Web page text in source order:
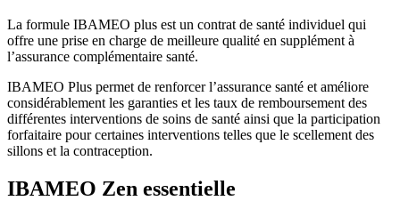
La formule IBAMEO plus est un contrat de santé individuel qui
offre une prise en charge de meilleure qualité en supplément à
l’assurance complémentaire santé.
IBAMEO Plus permet de renforcer l’assurance santé et améliore
considérablement les garanties et les taux de remboursement des
différentes interventions de soins de santé ainsi que la participation
forfaitaire pour certaines interventions telles que le scellement des
sillons et la contraception.
IBAMEO Zen essentielle